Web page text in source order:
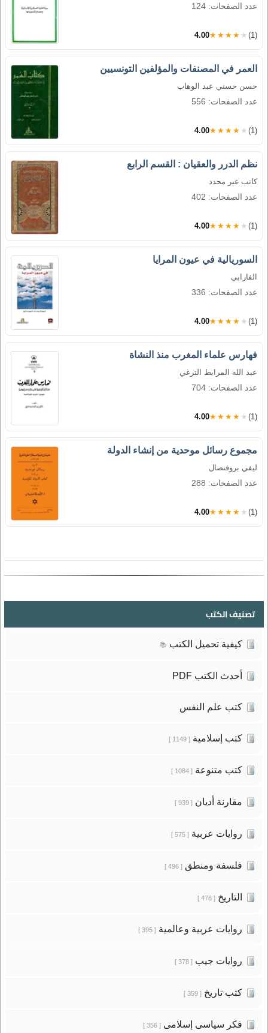
عدد الصفحات: 124
4.00★★★★★ (1)
العمر في المصنفات والمؤلفين التونسيين
حسن حسني عبد الوهاب
عدد الصفحات: 556
4.00★★★★★ (1)
نظم الدرر والعقيان : القسم الرابع
كاتب غير محدد
عدد الصفحات: 402
4.00★★★★★ (1)
السوريالية في عيون المرايا
الفارابي
عدد الصفحات: 336
4.00★★★★★ (1)
فهارس علماء المغرب منذ النشاة
عبد الله المرابط الترغي
عدد الصفحات: 704
4.00★★★★★ (1)
مجموع رسائل موحدية من إنشاء الدولة
ليفي بروفنصال
عدد الصفحات: 288
4.00★★★★★ (1)
تصنيف الكتب
كيفية تحميل الكتب 📚
أحدث الكتب PDF
كتب علم النفس
كتب إسلامية[ 1149 ]
كتب متنوعة[ 1084 ]
مقارنة أديان[ 939 ]
روايات عربية[ 575 ]
فلسفة ومنطق[ 496 ]
التاريخ[ 478 ]
روايات عربية وعالمية[ 395 ]
روايات جيب[ 378 ]
كتب تاريخ[ 359 ]
فكر سياسى إسلامى[ 356 ]